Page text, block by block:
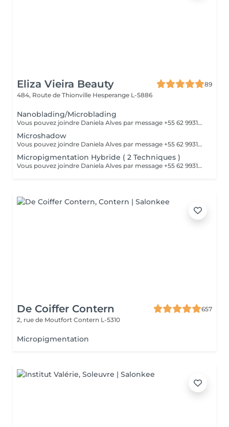
Eliza Vieira Beauty
89
484, Route de Thionville Hesperange L-5886
Nanoblading/Microblading
Vous pouvez joindre Daniela Alves par message +55 62 99310-0348 ou par téléphone 661898866
Microshadow
Vous pouvez joindre Daniela Alves par message +55 62 99310-0348 ou par téléphone 661898866
Micropigmentation Hybride ( 2 Techniques )
Vous pouvez joindre Daniela Alves par message +55 62 99310-0348 ou par téléphone 661898866
De Coiffer Contern
657
2, rue de Moutfort Contern L-5310
Micropigmentation